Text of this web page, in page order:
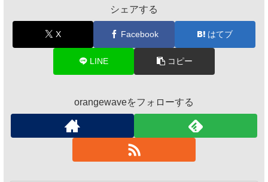
シェアする
X Facebook はてブ
LINE コピー
orangewaveをフォローする